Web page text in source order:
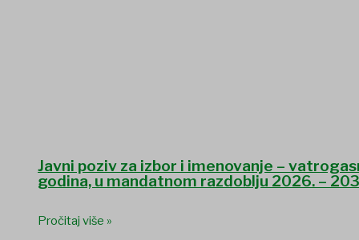
Javni poziv za izbor i imenovanje –
godina, u mandatnom razdoblju 2026. –
Pročitaj više »